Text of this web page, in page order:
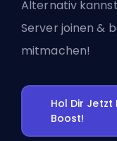
Alternativ
Server joinen &
mitmachen!
Hol Dir Jetzt
Boost!